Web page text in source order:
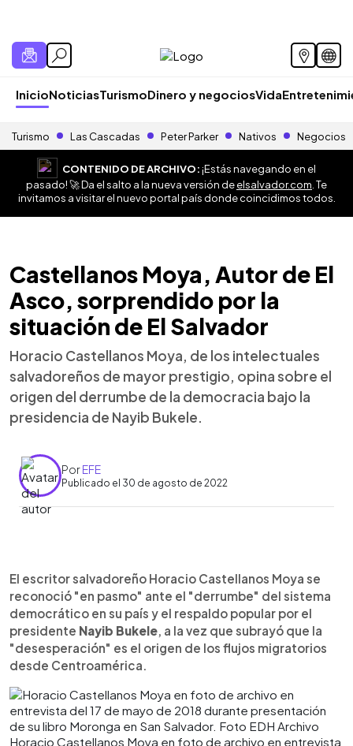
InicioNoticiasTurismoDinero y negociosVida
Turismo Las Cascadas Peter Parker Nativos Negocios
CONTENIDO DE ARCHIVO:¡Estás navegando en el
pasado! 🚀 Da el salto a la nueva versión deelsalvador.com . Te
invitamos a visitar el nuevo portal país donde coincidimos todos.
Castellanos Moya, Autor de El
Asco, sorprendido por la
situación de El Salvador
Horacio Castellanos Moya, de los intelectuales
salvadoreños de mayor prestigio, opina sobre el
origen del derrumbe de la democracia bajo la
presidencia de Nayib Bukele.
PorEFE
Publicado el 30 de agosto de 2022
► Escuchar artículo
El escritor salvadoreño Horacio Castellanos Moya se
reconoció "en pasmo" ante el "derrumbe" del sistema
democrático en su país y el respaldo popular por el
presidente Nayib Bukele, a la vez que subrayó que la
"desesperación" es el origen de los flujos migratorios
desde Centroamérica.
Horacio Castellanos Moya en foto de archivo en entrevista